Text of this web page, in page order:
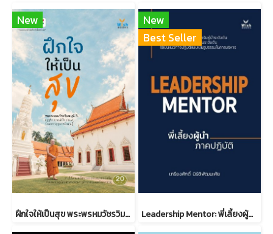
New
ฝึกใจให้เป็นสุข พระพรหมวัชรวิมลมุนี วิ. (บุญชิต ญาณสํวโร ป.ธ.9)
New
Best Seller
Leadership Mentor: พี่เลี้ยงผู้นำ ภาคปฏิบัติ